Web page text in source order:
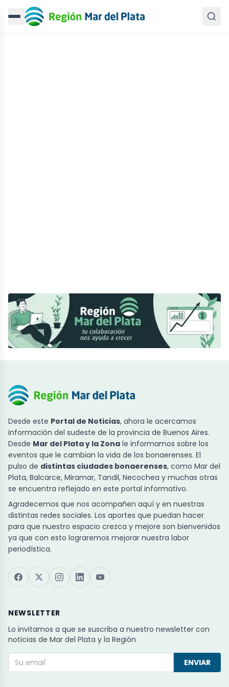
Desde este Portal de Noticias, ahora le acercamos
información del sudeste de la provincia de Buenos Aires.
Desde Mar del Plata y la Zona le informamos sobre los
eventos que le cambian la vida de los bonaerenses. El
pulso de distintas ciudades bonaerenses, como Mar del
Plata, Balcarce, Miramar, Tandil, Necochea y muchas otras
se encuentra reflejado en este portal informativo.
Agradecemos que nos acompañen aquí y en nuestras
distintas redes sociales. Los aportes que puedan hacer
para que nuestro espacio crezca y mejore son bienvenidos
ya que con esto lograremos mejorar nuestra labor
periodística.
NEWSLETTER
Lo invitamos a que se suscriba a nuestro newsletter con
noticias de Mar del Plata y la Región
ENVIAR